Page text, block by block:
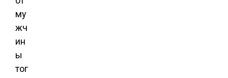
му
жч
ин
ы
тог